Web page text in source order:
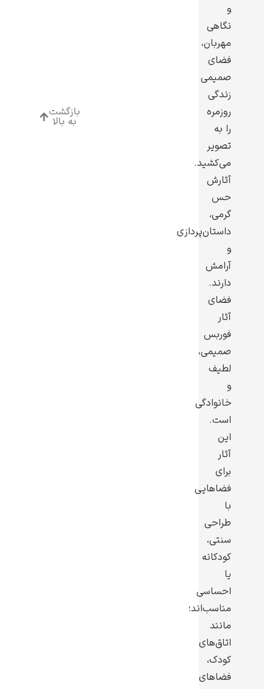
یوهانس فرمیر
و
نگاهی
مهربان،
فضای
صمیمی
زندگی
روزمره
را به
تصویر
می‌کشید.
آثارش
حس
گرمی،
داستان‌پردازی
و
آرامش
دارند.
فضای
آثار
فوربس
صمیمی،
لطیف
و
خانوادگی
است.
این
آثار
برای
فضاهایی
با
طراحی
سنتی،
کودکانه
یا
احساسی
مناسب‌اند؛
مانند
اتاق‌های
کودک،
فضاهای
بازگشت
به بالا